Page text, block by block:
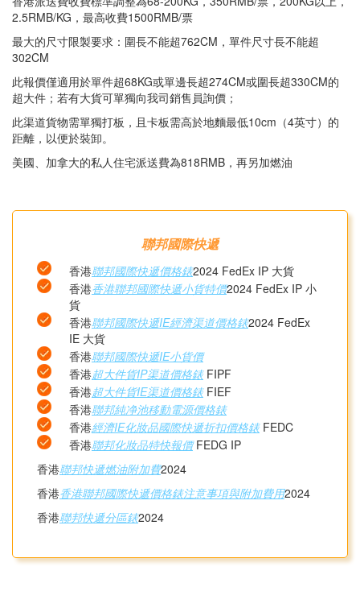
2.5RMB/KG，最高收費1500RMB/票
最大的尺寸限製要求：圍長不能超762CM，單件尺寸長不能超
302CM
此報價僅適用於單件超68KG或單邊長超274CM或圍長超330CM的
超大件；若有大貨可單獨向我司銷售員詢價；
此渠道貨物需單獨打板，且卡板需高於地麵最低10cm（4英寸）的
距離，以便於裝卸。
美國、加拿大的私人住宅派送費為818RMB，再另加燃油
聯邦國際快遞
香港聯邦國際快遞價格錶2024 FedEx IP 大貨
香港香港聯邦國際快遞小貨特價2024 FedEx IP 小
貨
香港聯邦國際快遞IE經濟渠道價格錶2024 FedEx
IE 大貨
香港聯邦國際快遞IE小貨價
香港超大件貨IP渠道價格錶FIPF
香港超大件貨IE渠道價格錶FIEF
香港聯邦純净池移動電源價格錶
香港經濟IE化妝品國際快遞折扣價格錶FEDC
香港聯邦化妝品特快報價FEDG IP
香港聯邦快遞燃油附加費2024
香港香港聯邦國際快遞價格錶注意事項與附加費用2024
香港聯邦快遞分區錶2024